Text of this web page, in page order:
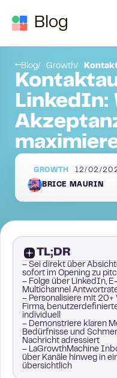
Blog
Blog Growth
LinkedIn:
GROWTH 12/02/
BRICE MAURIN
TL;DR
– Sei direkt über
sofort im Opening zu
– Folge über LinkedIn,
Multichannel
– Personalisiere mit 20+
Firma,
individuell
– Demonstriere klaren
Bedürfnisse und
Nachricht adressiert
– LaGrowthMachine
über Kanäle hinweg in
übersichtlich